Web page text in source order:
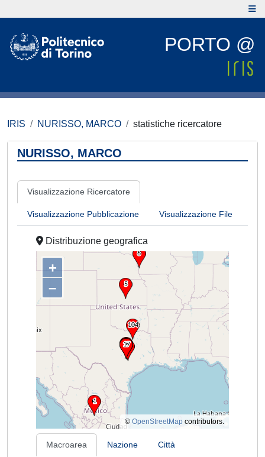
PORTO @
IRIS NURISSO, MARCO statistiche ricercatore
NURISSO, MARCO
Visualizzazione Ricercatore
Visualizzazione Pubblicazione Visualizzazione File
Distribuzione geografica
+
–
© OpenStreetMap contributors.
Macroarea Nazione Città